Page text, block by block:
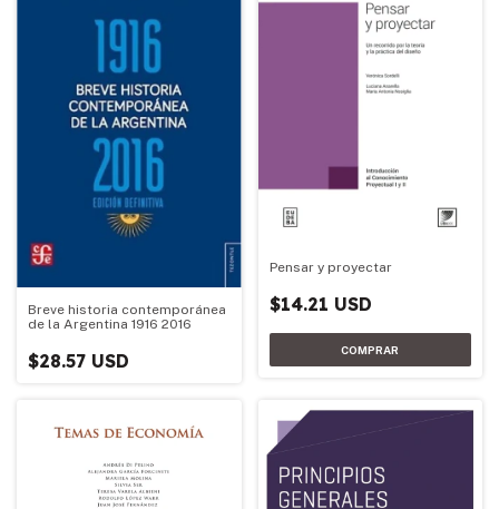
Breve historia contemporánea
de la Argentina 1916 2016
$28.57 USD
Pensar y proyectar
$14.21 USD